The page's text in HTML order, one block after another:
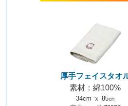
厚手フェイスタオ
素材：綿100%
34cm ｘ 85㎝